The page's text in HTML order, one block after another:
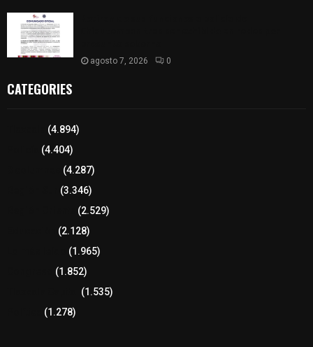
agosto 7, 2026 0
CATEGORIES
(4.894)
(4.404)
(4.287)
(3.346)
(2.529)
(2.128)
(1.965)
(1.852)
(1.535)
(1.278)